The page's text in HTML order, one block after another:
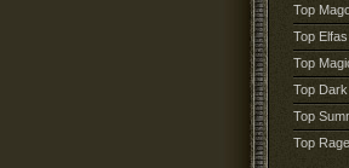
Top
Top Elfas
Top
Top
Top
Top